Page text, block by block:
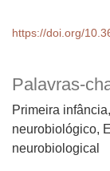
Palavras-
Primeira
neurobiológico
neurobiological
https://doi.org/